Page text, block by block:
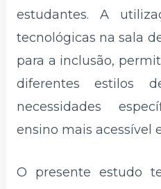
estudantes. A
tecnológicas na sala
para a inclusão,
diferentes estilos
necessidades
ensino mais acessível
O presente estudo